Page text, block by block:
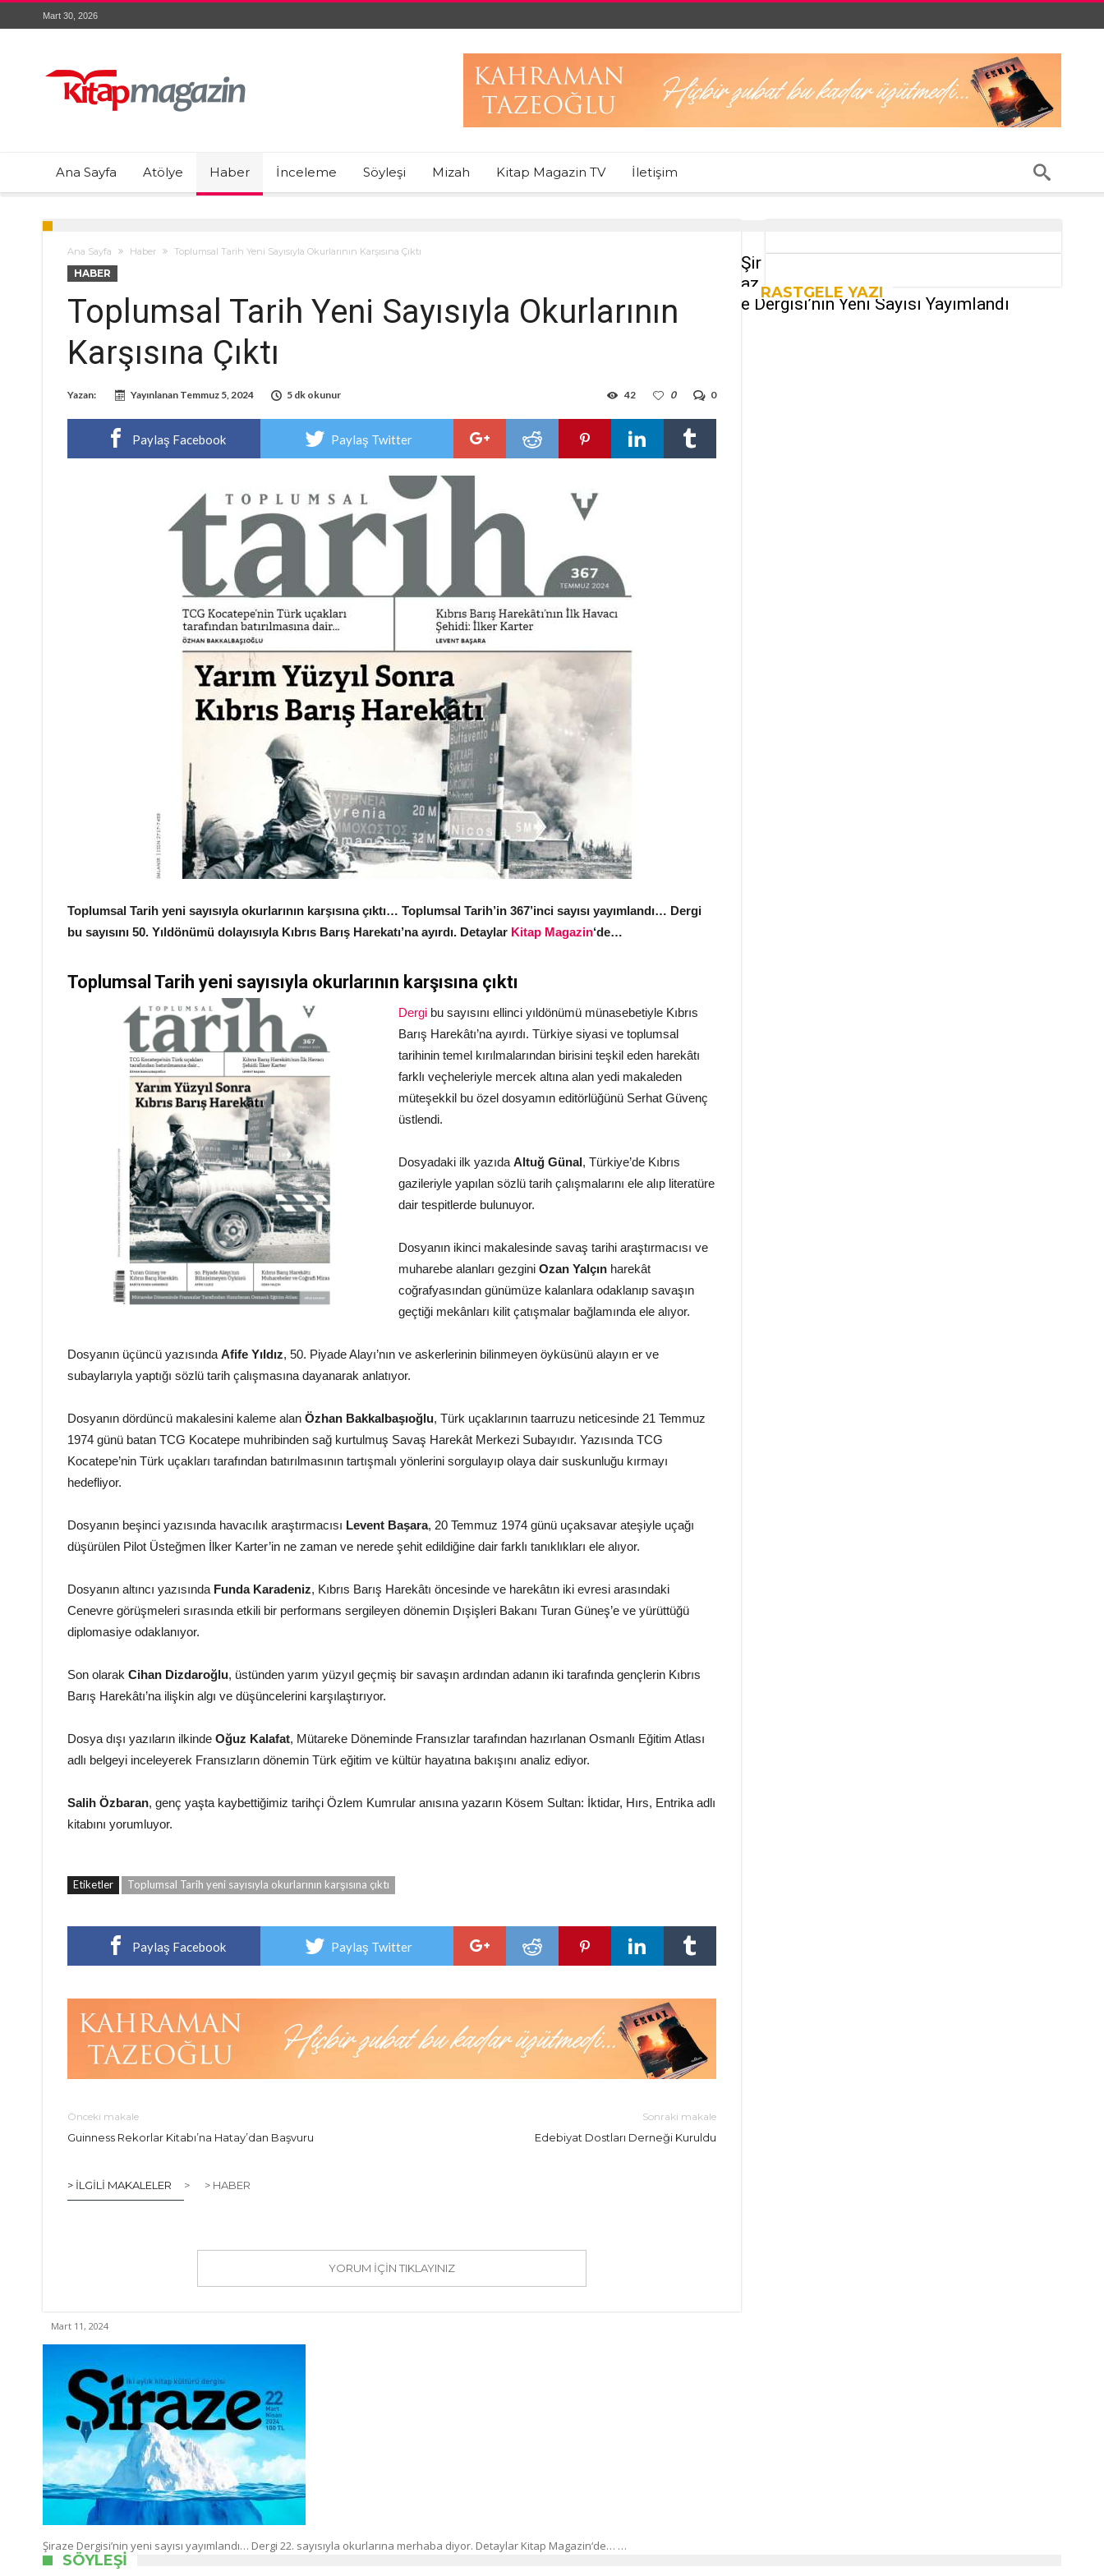
Mart 30, 2026
Ana Sayfa Atölye Haber İnceleme Söyleşi Mizah Kitap Magazin TV İletişim
Ana Sayfa Haber Toplumsal Tarih Yeni Sayısıyla Okurlarının Karşısına Çıktı
HABER
Toplumsal Tarih Yeni Sayısıyla Okurlarının
Karşısına Çıktı
Yazan: Yayınlanan Temmuz 5, 2024 5 dk okunur 0
0
42
Paylaş Facebook Paylaş Twitter
Toplumsal Tarih yeni sayısıyla okurlarının karşısına çıktı… Toplumsal Tarih’in 367’inci sayısı yayımlandı… Dergi
bu sayısını 50. Yıldönümü dolayısıyla Kıbrıs Barış Harekatı’na ayırdı. Detaylar Kitap Magazin‘de…
Toplumsal Tarih yeni sayısıyla okurlarının karşısına çıktı
Dergi bu sayısını ellinci yıldönümü münasebetiyle Kıbrıs
Barış Harekâtı’na ayırdı. Türkiye siyasi ve toplumsal
tarihinin temel kırılmalarından birisini teşkil eden harekâtı
farklı veçheleriyle mercek altına alan yedi makaleden
müteşekkil bu özel dosyamın editörlüğünü Serhat Güvenç
üstlendi.
Dosyadaki ilk yazıda Altuğ Günal, Türkiye’de Kıbrıs
gazileriyle yapılan sözlü tarih çalışmalarını ele alıp literatüre
dair tespitlerde bulunuyor.
Dosyanın ikinci makalesinde savaş tarihi araştırmacısı ve
muharebe alanları gezgini Ozan Yalçın harekât
coğrafyasından günümüze kalanlara odaklanıp savaşın
geçtiği mekânları kilit çatışmalar bağlamında ele alıyor.
Dosyanın üçüncü yazısında Afife Yıldız, 50. Piyade Alayı’nın ve askerlerinin bilinmeyen öyküsünü alayın er ve
subaylarıyla yaptığı sözlü tarih çalışmasına dayanarak anlatıyor.
Dosyanın dördüncü makalesini kaleme alan Özhan Bakkalbaşıoğlu, Türk uçaklarının taarruzu neticesinde 21 Temmuz
1974 günü batan TCG Kocatepe muhribinden sağ kurtulmuş Savaş Harekât Merkezi Subayıdır. Yazısında TCG
Kocatepe’nin Türk uçakları tarafından batırılmasının tartışmalı yönlerini sorgulayıp olaya dair suskunluğu kırmayı
hedefliyor.
Dosyanın beşinci yazısında havacılık araştırmacısı Levent Başara, 20 Temmuz 1974 günü uçaksavar ateşiyle uçağı
düşürülen Pilot Üsteğmen İlker Karter’in ne zaman ve nerede şehit edildiğine dair farklı tanıklıkları ele alıyor.
Dosyanın altıncı yazısında Funda Karadeniz, Kıbrıs Barış Harekâtı öncesinde ve harekâtın iki evresi arasındaki
Cenevre görüşmeleri sırasında etkili bir performans sergileyen dönemin Dışişleri Bakanı Turan Güneş’e ve yürüttüğü
diplomasiye odaklanıyor.
Son olarak Cihan Dizdaroğlu, üstünden yarım yüzyıl geçmiş bir savaşın ardından adanın iki tarafında gençlerin Kıbrıs
Barış Harekâtı’na ilişkin algı ve düşüncelerini karşılaştırıyor.
Dosya dışı yazıların ilkinde Oğuz Kalafat, Mütareke Döneminde Fransızlar tarafından hazırlanan Osmanlı Eğitim Atlası
adlı belgeyi inceleyerek Fransızların dönemin Türk eğitim ve kültür hayatına bakışını analiz ediyor.
Salih Özbaran, genç yaşta kaybettiğimiz tarihçi Özlem Kumrular anısına yazarın Kösem Sultan: İktidar, Hırs, Entrika adlı
kitabını yorumluyor.
Etiketler Toplumsal Tarih yeni sayısıyla okurlarının karşısına çıktı
Paylaş Facebook Paylaş Twitter
Önceki makale
Guinness Rekorlar Kitabı’na Hatay’dan Başvuru
Sonraki makale
Edebiyat Dostları Derneği Kuruldu
> İLGILI MAKALELER > > HABER
YORUM IÇIN TIKLAYINIZ
RASTGELE YAZI
Şir
az
e Dergisi’nin Yeni Sayısı Yayımlandı
Mart 11, 2024
Şiraze Dergisi’nin yeni sayısı yayımlandı… Dergi 22. sayısıyla okurlarına merhaba diyor. Detaylar Kitap Magazin‘de… …
SÖYLEŞI